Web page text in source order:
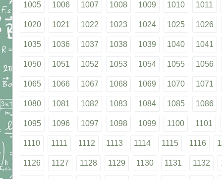
1005 1006 1007 1008 1009 1010 1011
1020 1021 1022 1023 1024 1025 1026
1035 1036 1037 1038 1039 1040 1041
1050 1051 1052 1053 1054 1055 1056
1065 1066 1067 1068 1069 1070 1071
1080 1081 1082 1083 1084 1085 1086
1095 1096 1097 1098 1099 1100 1101
1110 1111 1112 1113 1114 1115 1116
1126 1127 1128 1129 1130 1131 1132